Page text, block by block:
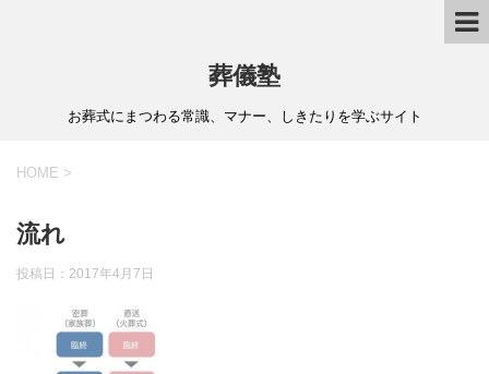
葬儀塾
お葬式にまつわる常識、マナー、しきたりを学ぶサイト
HOME >
流れ
投稿日： 2017年4月7日